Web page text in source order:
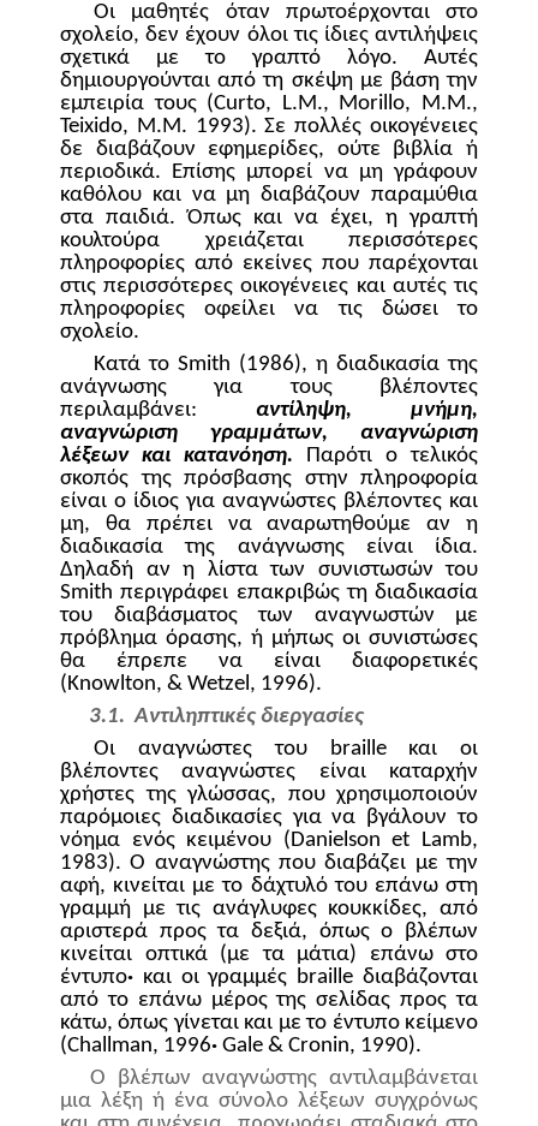
Οι μαθητές όταν πρωτοέρχονται στο
σχολείο, δεν έχουν όλοι τις ίδιες αντιλήψεις
σχετικά με το γραπτό λόγο. Αυτές
δημιουργούνται από τη σκέψη με βάση την
εμπειρία τους (Curto, L.M., Morillo, M.M.,
Teixido, M.M. 1993). Σε πολλές οικογένειες
δε διαβάζουν εφημερίδες, ούτε βιβλία ή
περιοδικά. Επίσης μπορεί να μη γράφουν
καθόλου και να μη διαβάζουν παραμύθια
στα παιδιά. Όπως και να έχει, η γραπτή
κουλτούρα χρειάζεται περισσότερες
πληροφορίες από εκείνες που παρέχονται
στις περισσότερες οικογένειες και αυτές τις
πληροφορίες οφείλει να τις δώσει το
σχολείο.
Κατά τοSmith (1986), η διαδικασία της
ανάγνωσης για τους βλέποντες
περιλαμβάνει:
αντίληψη, μνήμη,
αναγνώριση γραμμάτων, αναγνώριση
λέξεων και κατανόηση.
Παρότι ο τελικός
σκοπός της πρόσβασης στην πληροφορία
είναι ο ίδιος για αναγνώστες βλέποντες και
μη, θα πρέπει να αναρωτηθούμε αν η
διαδικασία της ανάγνωσης είναι ίδια.
Δηλαδή αν η λίστα των συνιστωσών του
Smith περιγράφει επακριβώς τη διαδικασία
του διαβάσματος των αναγνωστών με
πρόβλημα όρασης, ή μήπως οι συνιστώσες
θα έπρεπε να είναι διαφορετικές
(Knowlton, & Wetzel, 1996).
3.1. Αντιληπτικές διεργασίες
Οι αναγνώστες του brailleκαι οι
βλέποντες αναγνώστες είναι καταρχήν
χρήστες της γλώσσας, που χρησιμοποιούν
παρόμοιες διαδικασίες για να βγάλουν το
νόημα ενός κειμένου (Danielson et Lamb,
1983). Ο αναγνώστης που διαβάζει με την
αφή, κινείται με το δάχτυλό του επάνω στη
γραμμή με τις ανάγλυφες κουκκίδες, από
αριστερά προς τα δεξιά, όπως ο βλέπων
κινείται οπτικά (με τα μάτια) επάνω στο
έντυπο· και οι γραμμές braille διαβάζονται
από το επάνω μέρος της σελίδας προς τα
κάτω, όπως γίνεται και με το έντυπο κείμενο
(Challman, 1996· Gale & Cronin, 1990).
O βλέπων αναγνώστης αντιλαμβάνεται
μια λέξη ή ένα σύνολο λέξεων συγχρόνως